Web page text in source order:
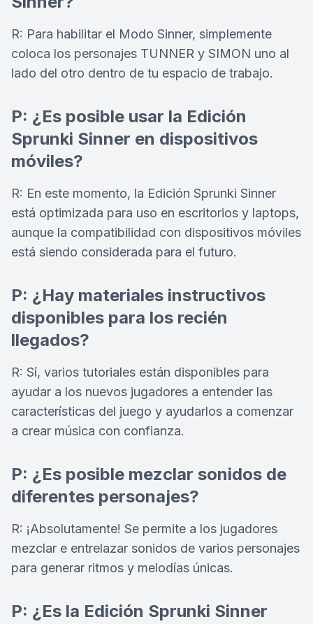
R: Para habilitar el Modo Sinner, simplemente
coloca los personajes TUNNER y SIMON uno al
lado del otro dentro de tu espacio de trabajo.
P: ¿Es posible usar la Edición
Sprunki Sinner en dispositivos
móviles?
R: En este momento, la Edición Sprunki Sinner
está optimizada para uso en escritorios y laptops,
aunque la compatibilidad con dispositivos móviles
está siendo considerada para el futuro.
P: ¿Hay materiales instructivos
disponibles para los recién
llegados?
R: Sí, varios tutoriales están disponibles para
ayudar a los nuevos jugadores a entender las
características del juego y ayudarlos a comenzar
a crear música con confianza.
P: ¿Es posible mezclar sonidos de
diferentes personajes?
R: ¡Absolutamente! Se permite a los jugadores
mezclar e entrelazar sonidos de varios personajes
para generar ritmos y melodías únicas.
P: ¿Es la Edición Sprunki Sinner